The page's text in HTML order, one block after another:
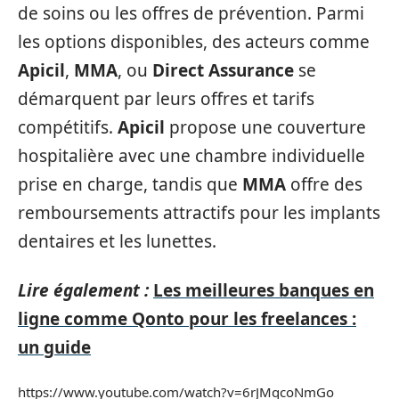
de soins ou les offres de prévention. Parmi
les options disponibles, des acteurs comme
Apicil, MMA, ou Direct Assurance se
démarquent par leurs offres et tarifs
compétitifs. Apicil propose une couverture
hospitalière avec une chambre individuelle
prise en charge, tandis que MMA offre des
remboursements attractifs pour les implants
dentaires et les lunettes.
Lire également : Les meilleures banques en
ligne comme Qonto pour les freelances :
un guide
https://www.youtube.com/watch?v=6rJMqcoNmGo